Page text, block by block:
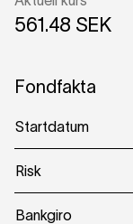
561.48 SEK
Fondfakta
Startdatum
Risk
Bankgiro